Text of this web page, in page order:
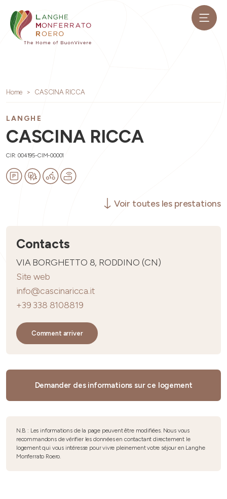
Home CASCINA RICCA
LANGHE
CASCINA RICCA
CIR: 004195-CIM-00001
Voir toutes les prestations
Contacts
VIA BORGHETTO 8, RODDINO (CN)
Site web
info@cascinaricca.it
+39 338 8108819
Comment arriver
Demander des informations sur ce logement
N.B. : Les informations de la page peuvent être modifiées. Nous vous
recommandons de vérifier les données en contactant directement le
logement qui vous intéresse pour vivre pleinement votre séjour en Langhe
Monferrato Roero.